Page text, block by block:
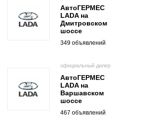
АвтоГЕРМЕС
LADA на
Дмитровском
шоссе
349 объявлений
официальный дилер
АвтоГЕРМЕС
LADA на
Варшавском
шоссе
467 объявлений